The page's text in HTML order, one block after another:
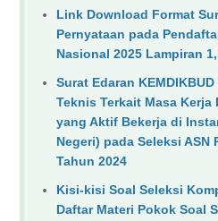
Link Download Format
Pernyataan pada
Nasional 2025 Lampiran
Surat Edaran
Teknis Terkait Masa Kerja
yang Aktif Bekerja di
Negeri) pada Seleksi ASN
Tahun 2024
Kisi-kisi Soal Seleksi
Daftar Materi Pokok Soal